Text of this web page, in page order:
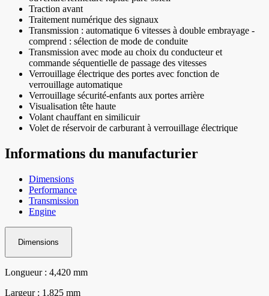
Traction avant
Traitement numérique des signaux
Transmission : automatique 6 vitesses à double embrayage -
comprend : sélection de mode de conduite
Transmission avec mode au choix du conducteur et
commande séquentielle de passage des vitesses
Verrouillage électrique des portes avec fonction de
verrouillage automatique
Verrouillage sécurité-enfants aux portes arrière
Visualisation tête haute
Volant chauffant en similicuir
Volet de réservoir de carburant à verrouillage électrique
Informations du manufacturier
Dimensions
Performance
Transmission
Engine
Dimensions
Longueur : 4,420 mm
Largeur : 1,825 mm